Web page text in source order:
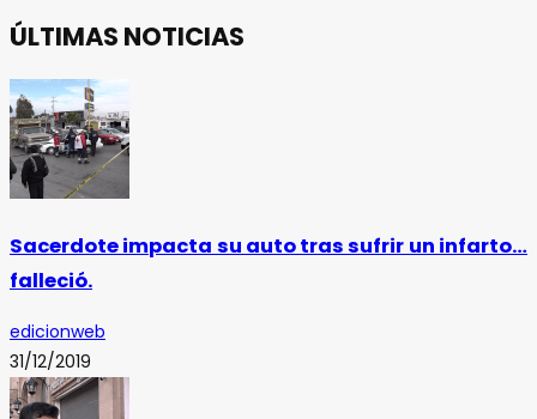
ÚLTIMAS NOTICIAS
Sacerdote impacta su auto tras sufrir un infarto…
falleció.
edicionweb
31/12/2019